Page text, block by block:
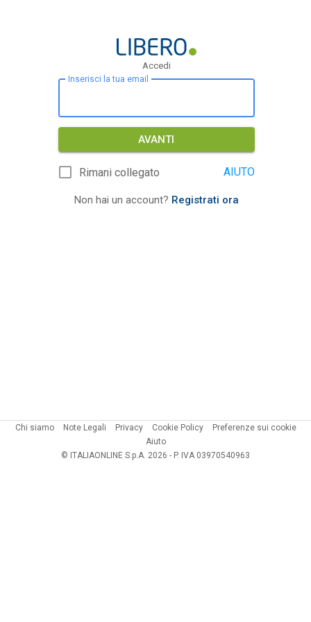
Accedi
Inserisci la tua email
AVANTI
Rimani collegato AIUTO
Non hai un account? Registrati ora
Chi siamo Note Legali Privacy Cookie Policy
Preferenze sui cookie
Aiuto
© ITALIAONLINE S.p.A. 2026 - P. IVA 03970540963